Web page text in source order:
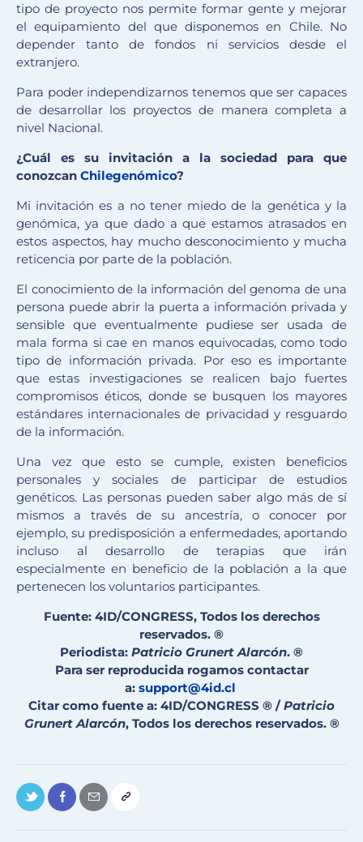
tipo de proyecto nos permite formar gente y mejorar
el equipamiento del que disponemos en Chile. No
depender tanto de fondos ni servicios desde el
extranjero.
Para poder independizarnos tenemos que ser capaces
de desarrollar los proyectos de manera completa a
nivel Nacional.
¿Cuál es su invitación a la sociedad para que
conozcan Chilegenómico?
Mi invitación es a no tener miedo de la genética y la
genómica, ya que dado a que estamos atrasados en
estos aspectos, hay mucho desconocimiento y mucha
reticencia por parte de la población.
El conocimiento de la información del genoma de una
persona puede abrir la puerta a información privada y
sensible que eventualmente pudiese ser usada de
mala forma si cae en manos equivocadas, como todo
tipo de información privada. Por eso es importante
que estas investigaciones se realicen bajo fuertes
compromisos éticos, donde se busquen los mayores
estándares internacionales de privacidad y resguardo
de la información.
Una vez que esto se cumple, existen beneficios
personales y sociales de participar de estudios
genéticos. Las personas pueden saber algo más de sí
mismos a través de su ancestría, o conocer por
ejemplo, su predisposición a enfermedades, aportando
incluso al desarrollo de terapias que irán
especialmente en beneficio de la población a la que
pertenecen los voluntarios participantes.
Fuente: 4ID/CONGRESS, Todos los derechos
reservados. ®
Periodista: Patricio Grunert Alarcón. ®
Para ser reproducida rogamos contactar
a: support@4id.cl
Citar como fuente a: 4ID/CONGRESS ® /Patricio
Grunert Alarcón, Todos los derechos reservados. ®